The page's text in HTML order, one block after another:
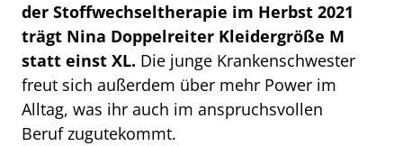
der Stoffwechseltherapie im Herbst 2021
trägt Nina Doppelreiter Kleidergröße M
statt einst XL. Die junge Krankenschwester
freut sich außerdem über mehr Power im
Alltag, was ihr auch im anspruchsvollen
Beruf zugutekommt.